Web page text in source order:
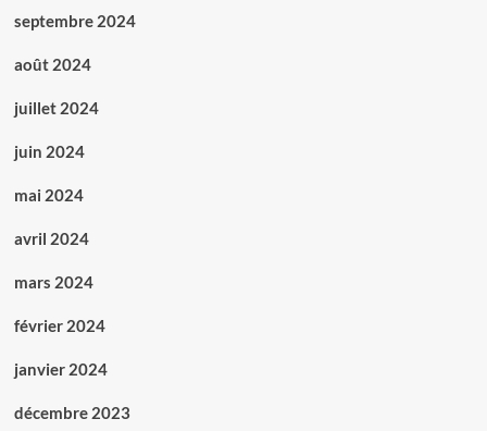
septembre 2024
août 2024
juillet 2024
juin 2024
mai 2024
avril 2024
mars 2024
février 2024
janvier 2024
décembre 2023